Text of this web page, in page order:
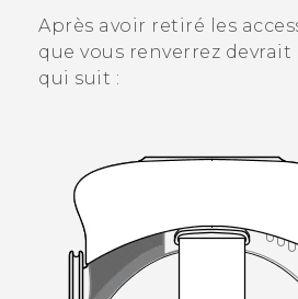
Après avoir retiré les
que vous renverrez devrait
qui suit :